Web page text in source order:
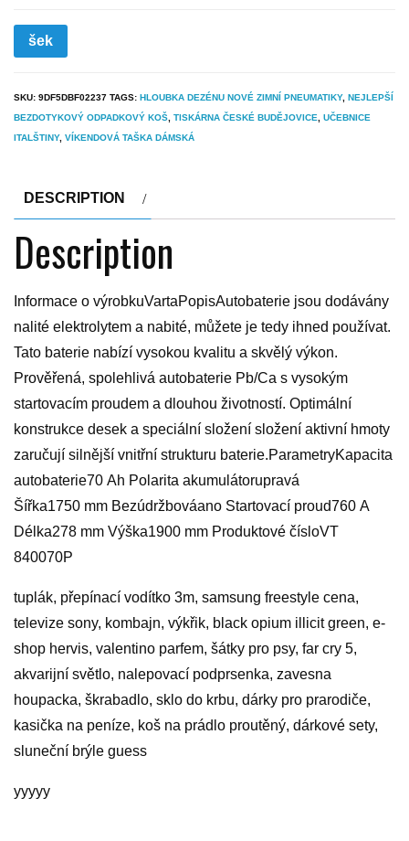
šek
SKU: 9DF5DBF02237 TAGS: HLOUBKA DEZÉNU NOVÉ ZIMNÍ PNEUMATIKY, NEJLEPŠÍ
BEZDOTYKOVÝ ODPADKOVÝ KOŠ TISKÁRNA ČESKÉ BUDĚJOVICE
UČEBNICE
ITALŠTINY, VÍKENDOVÁ TAŠKA DÁMSKÁ
DESCRIPTION
Description
Informace o výrobkuVartaPopisAutobaterie jsou dodávány
nalité elektrolytem a nabité, můžete je tedy ihned používat.
Tato baterie nabízí vysokou kvalitu a skvělý výkon.
Prověřená, spolehlivá autobaterie Pb/Ca s vysokým
startovacím proudem a dlouhou životností. Optimální
konstrukce desek a speciální složení složení aktivní hmoty
zaručují silnější vnitřní strukturu baterie.ParametryKapacita
autobaterie70 Ah Polarita akumulátorupravá
Šířka1750 mm Bezúdržbováano Startovací proud760 A
Délka278 mm Výška1900 mm Produktové čísloVT
840070P
tuplák, přepínací vodítko 3m, samsung freestyle cena,
televize sony, kombajn, výkřik, black opium illicit green, e-
shop hervis, valentino parfem, šátky pro psy, far cry 5,
akvarijní světlo, nalepovací podprsenka, zavesna
houpacka, škrabadlo, sklo do krbu, dárky pro prarodiče,
kasička na peníze, koš na prádlo proutěný, dárkové sety,
sluneční brýle guess
yyyyy